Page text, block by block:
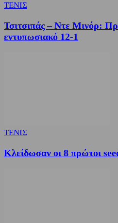
ΤΕΝΙΣ
Τσιτσιπάς – Ντε Μινόρ:
εντυπωσιακό 12-1
ΤΕΝΙΣ
Κλείδωσαν οι 8 πρώτοι